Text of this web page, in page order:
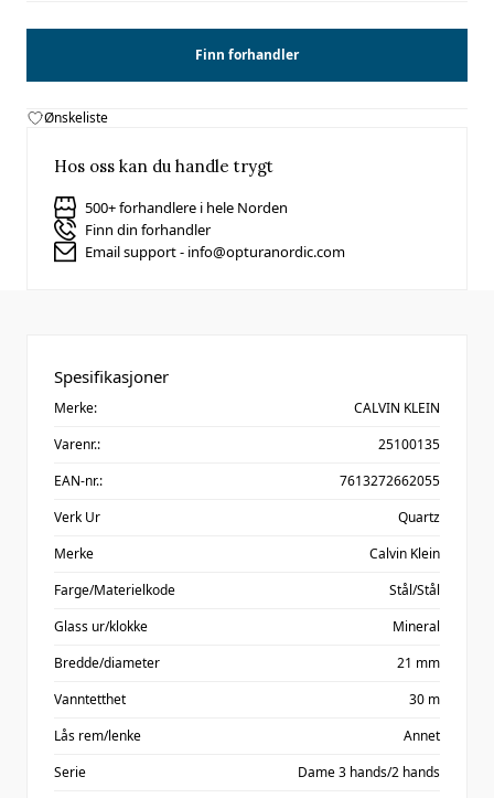
Finn forhandler
Ønskeliste
Hos oss kan du handle trygt
500+ forhandlere i hele Norden
Finn din forhandler
Email support - info@opturanordic.com
Spesifikasjoner
Merke:
CALVIN KLEIN
Varenr.:
25100135
EAN-nr.:
7613272662055
Verk Ur
Quartz
Merke
Calvin Klein
Farge/Materielkode
Stål/Stål
Glass ur/klokke
Mineral
Bredde/diameter
21 mm
Vanntetthet
30 m
Lås rem/lenke
Annet
Serie
Dame 3 hands/2 hands